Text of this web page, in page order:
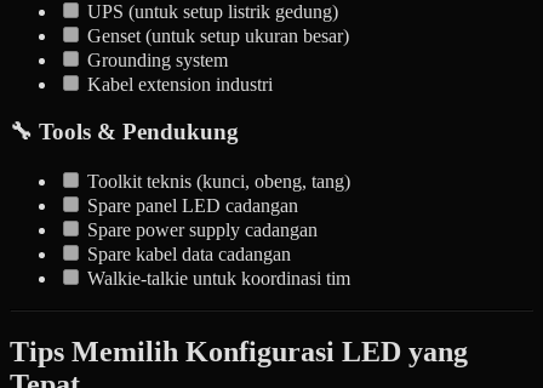
UPS (untuk setup listrik gedung)
Genset (untuk setup ukuran besar)
Grounding system
Kabel extension industri
🔧 Tools & Pendukung
Toolkit teknis (kunci, obeng, tang)
Spare panel LED cadangan
Spare power supply cadangan
Spare kabel data cadangan
Walkie-talkie untuk koordinasi tim
Tips Memilih Konfigurasi LED yang